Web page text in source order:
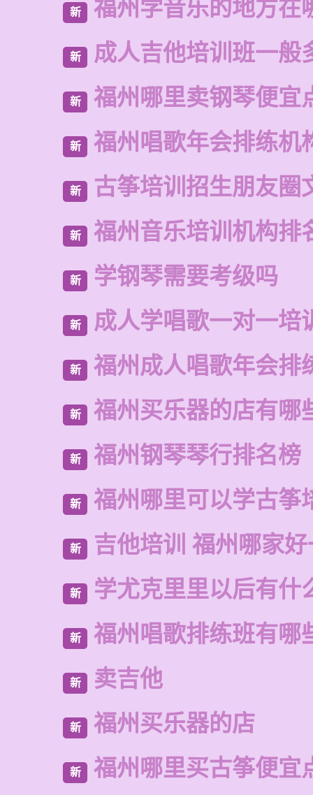
新 福州学音乐的地方在
新 成人吉他培训班一般
新 福州哪里卖钢琴便宜
新 福州唱歌年会排练机
新 古筝培训招生朋友圈
新 福州音乐培训机构排
新 学钢琴需要考级吗
新 成人学唱歌一对一培
新 福州成人唱歌年会排
新 福州买乐器的店有哪
新 福州钢琴琴行排名榜
新 福州哪里可以学古筝
新 吉他培训 福州哪家
新 学尤克里里以后有什
新 福州唱歌排练班有哪
新 卖吉他
新 福州买乐器的店
新 福州哪里买古筝便宜